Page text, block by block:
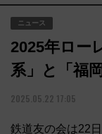
ニュース
2025年ロー
系」と「福
2025.05.22 17:05
鉄道友の会は22